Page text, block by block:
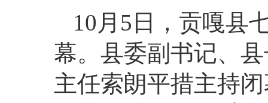
10月5日，贡嘎县
幕。县委副书记、
主任索朗平措主持